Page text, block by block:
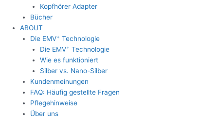
Kopfhörer Adapter
Bücher
ABOUT
Die EMV+ Technologie
Die EMV+ Technologie
Wie es funktioniert
Silber vs. Nano-Silber
Kundenmeinungen
FAQ: Häufig gestellte Fragen
Pflegehinweise
Über uns